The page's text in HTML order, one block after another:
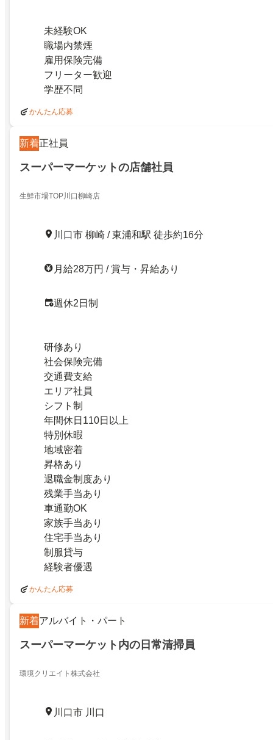
未経験OK
職場内禁煙
雇用保険完備
フリーター歓迎
学歴不問
かんたん応募
新着正社員
スーパーマーケットの店舗社員
生鮮市場TOP川口柳崎店
川口市 柳崎 / 東浦和駅 徒歩約16分
月給28万円 / 賞与・昇給あり
週休2日制
研修あり
社会保険完備
交通費支給
エリア社員
シフト制
年間休日110日以上
特別休暇
地域密着
昇格あり
退職金制度あり
残業手当あり
車通勤OK
家族手当あり
住宅手当あり
制服貸与
経験者優遇
かんたん応募
新着アルバイト・パート
スーパーマーケット内の日常清掃員
環境クリエイト株式会社
川口市 川口